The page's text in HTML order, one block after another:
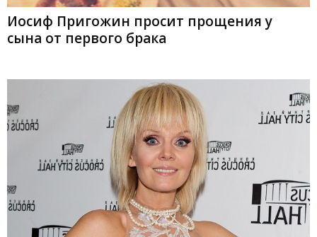
Иосиф Пригожин просит прощения у
сына от первого брака